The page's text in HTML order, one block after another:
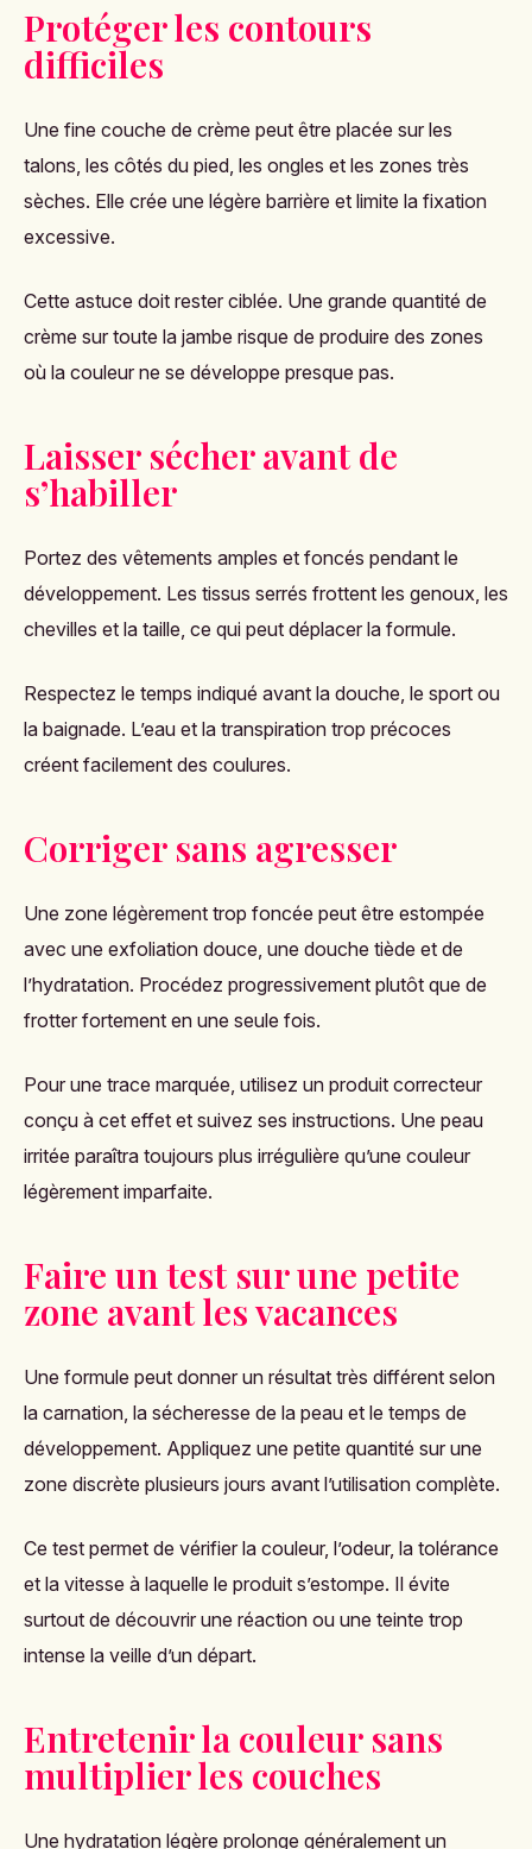
Protéger les contours
difficiles
Une fine couche de crème peut être placée sur les
talons, les côtés du pied, les ongles et les zones très
sèches. Elle crée une légère barrière et limite la fixation
excessive.
Cette astuce doit rester ciblée. Une grande quantité de
crème sur toute la jambe risque de produire des zones
où la couleur ne se développe presque pas.
Laisser sécher avant de
s’habiller
Portez des vêtements amples et foncés pendant le
développement. Les tissus serrés frottent les genoux, les
chevilles et la taille, ce qui peut déplacer la formule.
Respectez le temps indiqué avant la douche, le sport ou
la baignade. L’eau et la transpiration trop précoces
créent facilement des coulures.
Corriger sans agresser
Une zone légèrement trop foncée peut être estompée
avec une exfoliation douce, une douche tiède et de
l’hydratation. Procédez progressivement plutôt que de
frotter fortement en une seule fois.
Pour une trace marquée, utilisez un produit correcteur
conçu à cet effet et suivez ses instructions. Une peau
irritée paraîtra toujours plus irrégulière qu’une couleur
légèrement imparfaite.
Faire un test sur une petite
zone avant les vacances
Une formule peut donner un résultat très différent selon
la carnation, la sécheresse de la peau et le temps de
développement. Appliquez une petite quantité sur une
zone discrète plusieurs jours avant l’utilisation complète.
Ce test permet de vérifier la couleur, l’odeur, la tolérance
et la vitesse à laquelle le produit s’estompe. Il évite
surtout de découvrir une réaction ou une teinte trop
intense la veille d’un départ.
Entretenir la couleur sans
multiplier les couches
Une hydratation légère prolonge généralement un